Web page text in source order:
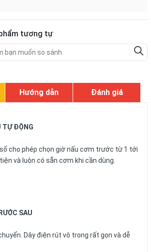
tương tự
Hướng dẫn Đánh giá
TỰ ĐỘNG
cho phép chọn giờ nấu cơm trước từ 1 tới
và luôn có sẵn cơm khi cần dùng.
SAU
Dây điện rút vô trong rất gọn và dễ